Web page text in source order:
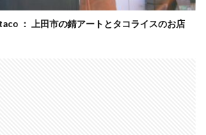
： 上田市の錆アートとタコライスのお店